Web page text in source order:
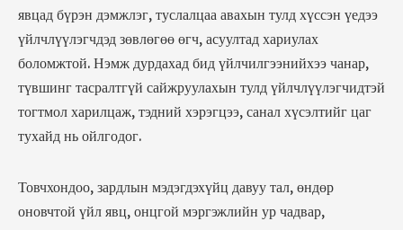
явцад бүрэн дэмжлэг, туслалцаа авахын тулд хүссэн үедээ
үйлчлүүлэгчдэд зөвлөгөө өгч, асуултад хариулах
боломжтой. Нэмж дурдахад бид үйлчилгээнийхээ чанар,
түвшинг тасралтгүй сайжруулахын тулд үйлчлүүлэгчидтэй
тогтмол харилцаж, тэдний хэрэгцээ, санал хүсэлтийг цаг
тухайд нь ойлгодог.
Товчхондоо, зардлын мэдэгдэхүйц давуу тал, өндөр
оновчтой үйл явц, онцгой мэргэжлийн ур чадвар,